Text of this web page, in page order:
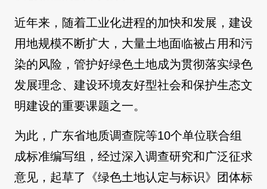
近年来，随着工业化进程的加快和发展，建设
用地规模不断扩大，大量土地面临被占用和污
染的风险，管护好绿色土地成为贯彻落实绿色
发展理念、建设环境友好型社会和保护生态文
明建设的重要课题之一。
为此，广东省地质调查院等10个单位联合组
成标准编写组，经过深入调查研究和广泛征求
意见，起草了《绿色土地认定与标识》团体标